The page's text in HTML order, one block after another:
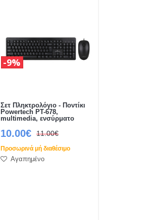
Σετ Πληκτρολόγιο - Ποντίκι
Powertech PT-678,
multimedia, ενσύρματο
10.00€ 11.00€
9%
Προσωρινά μή διαθέσιμο
Αγαπημένο